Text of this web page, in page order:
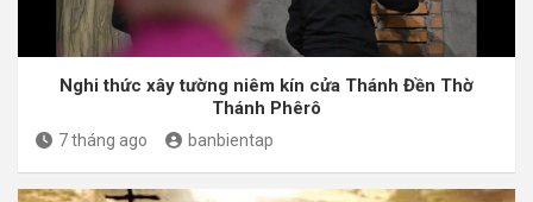
Nghi thức xây tường niêm kín cửa Thánh Đền Thờ
Thánh Phêrô
7 tháng ago banbientap